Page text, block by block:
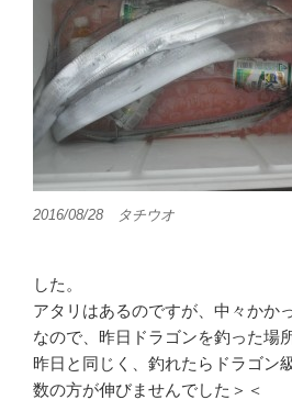
2016/08/28 タチウオ
した。
アタリはあるのですが、中々かか
なので、昨日ドラゴンを釣った場
昨日と同じく、釣れたらドラゴン
数の方が伸びませんでした＞＜